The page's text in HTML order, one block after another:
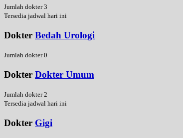
Jumlah dokter 3
Tersedia jadwal hari ini
Dokter Bedah Urologi
Jumlah dokter 0
Dokter Dokter Umum
Jumlah dokter 2
Tersedia jadwal hari ini
Dokter Gigi